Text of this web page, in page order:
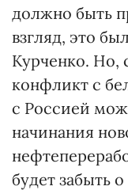
должно быть
взгляд, это
Курченко. Но,
конфликт с
с Россией
начинания
будет забыть